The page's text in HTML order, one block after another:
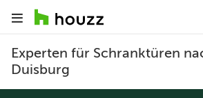
Experten für Schranktüren
Duisburg